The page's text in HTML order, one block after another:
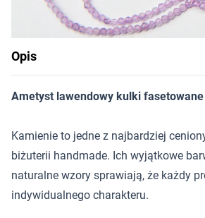
Opis
Ametyst lawendowy kulki
Kamienie to jedne z najbardziej
biżuterii handmade. Ich wyjątkowe
naturalne wzory sprawiają, że każdy
indywidualnego charakteru.